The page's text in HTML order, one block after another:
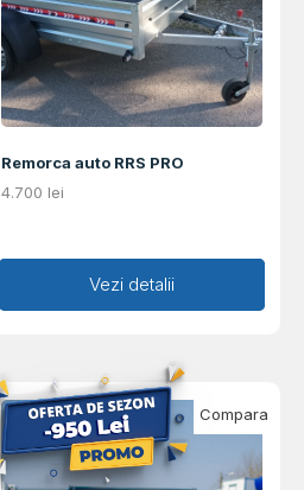
Remorca auto RRS PRO
4.700 lei
Adaugă în coș
Vezi detalii
Compara